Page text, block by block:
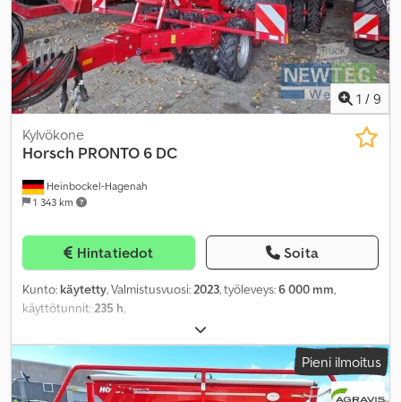
1 / 9
Heinbockel-Hagenah
1 343 km
Kylvökone
Horsch PRONTO 6 DC
Hintatiedot Soita
Kunto: käytetty, Valmistusvuosi:2023, työleveys:6 000 mm,
käyttötunnit:235 h,
Pieni ilmoitus